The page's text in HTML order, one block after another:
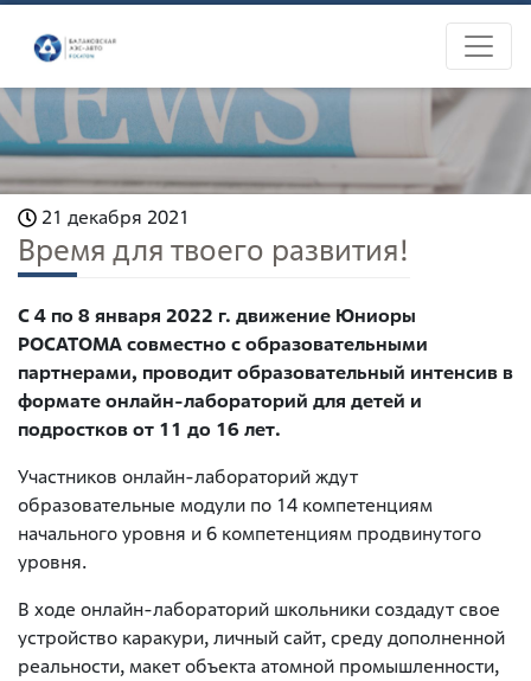
21 декабря 2021
Время для твоего развития!
С 4 по 8 января 2022 г. движение Юниоры
РОСАТОМА совместно с образовательными
партнерами, проводит образовательный интенсив в
формате онлайн-лабораторий для детей и
подростков от 11 до 16 лет.
Участников онлайн-лабораторий ждут
образовательные модули по 14 компетенциям
начального уровня и 6 компетенциям продвинутого
уровня.
В ходе онлайн-лабораторий школьники создадут свое
устройство каракури, личный сайт, среду дополненной
реальности, макет объекта атомной промышленности,